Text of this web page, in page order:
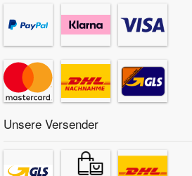
Unsere Versender